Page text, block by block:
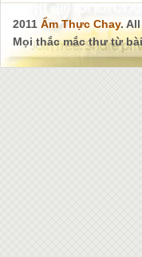
2011 Ẩm Thực Chay.
Mọi thắc mắc thư từ